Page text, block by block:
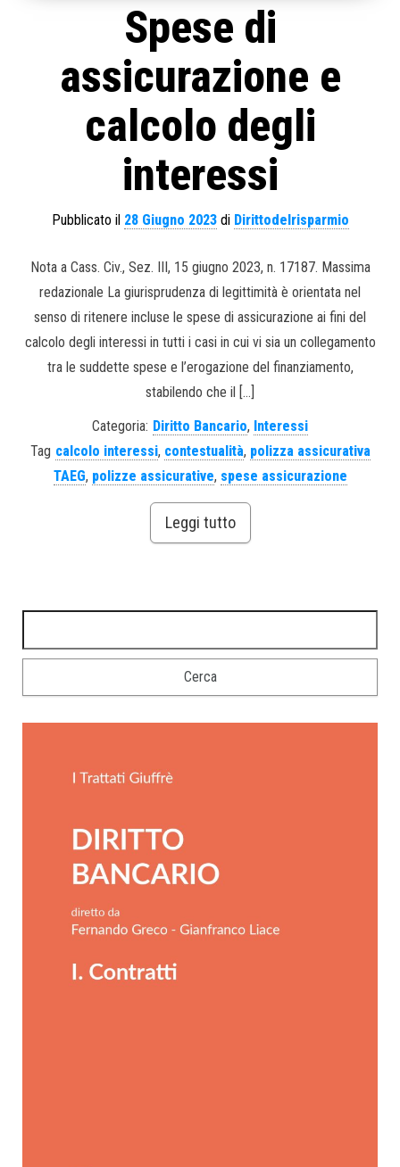
Spese di
assicurazione e
calcolo degli
interessi
Pubblicato il 28 Giugno 2023di Dirittodelrisparmio
Nota a Cass. Civ., Sez. III, 15 giugno 2023, n. 17187. Massima
redazionale La giurisprudenza di legittimità è orientata nel
senso di ritenere incluse le spese di assicurazione ai fini del
calcolo degli interessi in tutti i casi in cui vi sia un collegamento
tra le suddette spese e l’erogazione del finanziamento,
stabilendo che il […]
Categoria: Diritto Bancario, Interessi
Tag calcolo interessi, contestualità, polizza assicurativa
TAEG, polizze assicurative, spese assicurazione
Leggi tutto